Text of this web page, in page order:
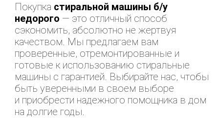
Покупка стиральной машины б/у
недорого — это отличный способ
сэкономить, абсолютно не жертвуя
качеством. Мы предлагаем вам
проверенные, отремонтированные и
готовые к использованию стиральные
машины с гарантией. Выбирайте нас, чтобы
быть уверенными в своем выборе
и приобрести надежного помощника в дом
на долгие годы.